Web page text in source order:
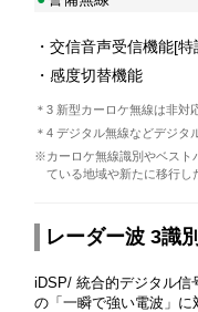
・交信音声受信機能[
・感度切替機能
＊3 新型カーロケ無線は非対
＊4 デジタル無線などデジタ
※カーロケ無線識別やベスト
ている地域や新たに移行し
レーダー波 3識
iDSP/ 統合的デジタル信
の「一瞬で強い電波」